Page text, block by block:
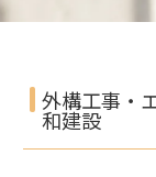
外構工事・
和建設